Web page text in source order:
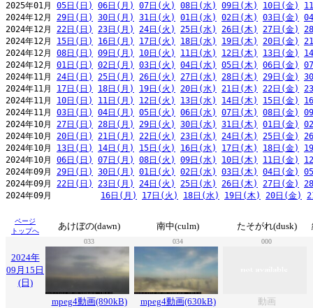
2025年01月 05日(日) 06日(月) 07日(火) 08日(水) 09日(木) 10日(金)
2024年12月 29日(日) 30日(月) 31日(火) 01日(水) 02日(木) 03日(金)
2024年12月 22日(日) 23日(月) 24日(火) 25日(水) 26日(木) 27日(金)
2024年12月 15日(日) 16日(月) 17日(火) 18日(水) 19日(木) 20日(金)
2024年12月 08日(日) 09日(月) 10日(火) 11日(水) 12日(木) 13日(金)
2024年12月 01日(日) 02日(月) 03日(火) 04日(水) 05日(木) 06日(金)
2024年11月 24日(日) 25日(月) 26日(火) 27日(水) 28日(木) 29日(金)
2024年11月 17日(日) 18日(月) 19日(火) 20日(水) 21日(木) 22日(金)
2024年11月 10日(日) 11日(月) 12日(火) 13日(水) 14日(木) 15日(金)
2024年11月 03日(日) 04日(月) 05日(火) 06日(水) 07日(木) 08日(金)
2024年10月 27日(日) 28日(月) 29日(火) 30日(水) 31日(木) 01日(金)
2024年10月 20日(日) 21日(月) 22日(火) 23日(水) 24日(木) 25日(金)
2024年10月 13日(日) 14日(月) 15日(火) 16日(水) 17日(木) 18日(金)
2024年10月 06日(日) 07日(月) 08日(火) 09日(水) 10日(木) 11日(金)
2024年09月 29日(日) 30日(月) 01日(火) 02日(水) 03日(木) 04日(金)
2024年09月 22日(日) 23日(月) 24日(火) 25日(水) 26日(木) 27日(金)
2024年09月 16日(月) 17日(火) 18日(水) 19日(木) 20日(金)
ページ
トップへ
あけぼの(dawn) 南中(culm) たそがれ(dusk)
033 034 000
2024年
09月15日
(日)
mpeg4動画(890kB)
mpeg4動画(630kB) 動画